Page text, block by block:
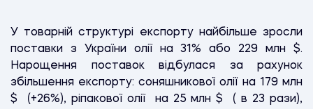
У товарній структурі експорту найбільше зросли
поставки з України олії на 31% або 229 млн $.
Нарощення поставок відбулася за рахунок
збільшення експорту: соняшникової олії на 179 млн
$
(+26%), ріпакової олії на 25 млн$
( в 23 рази),